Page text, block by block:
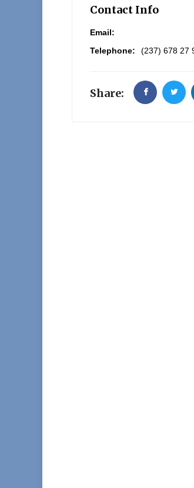
Contact Info
Email:
Telephone:
(237) 678 27
Share: